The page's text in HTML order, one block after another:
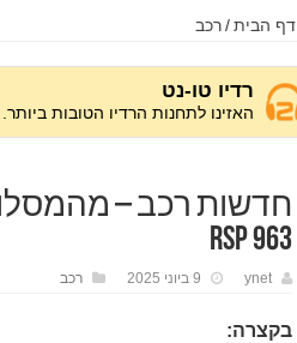
דף הבית/רכב
חדשות רכב –
963 RSP
ynet 9 ביוני 2025 רכב
בקצרה: